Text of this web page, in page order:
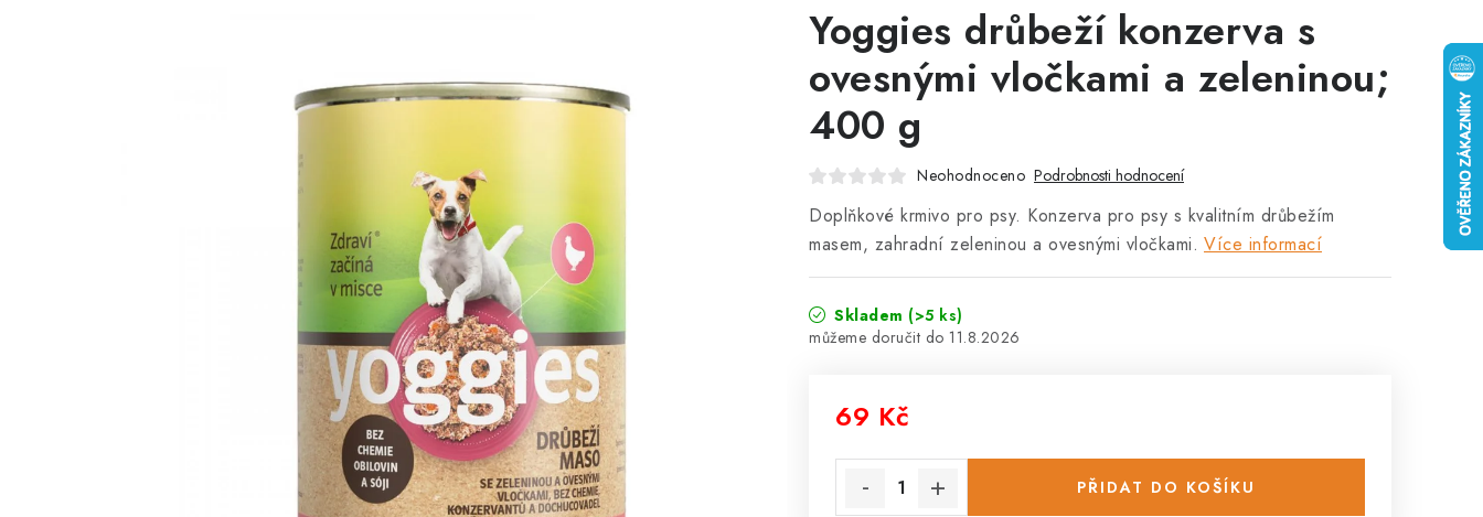
Yoggies drůbeží konzerva s
ovesnými vločkami a zeleninou;
400 g
Neohodnoceno Podrobnosti hodnocení
Doplňkové krmivo pro psy. Konzerva pro psy s kvalitním drůbežím
masem, zahradní zeleninou a ovesnými vločkami. Více informací
Skladem (>5 ks)
11.8.2026
69 Kč
PŘIDAT DO KOŠÍKU